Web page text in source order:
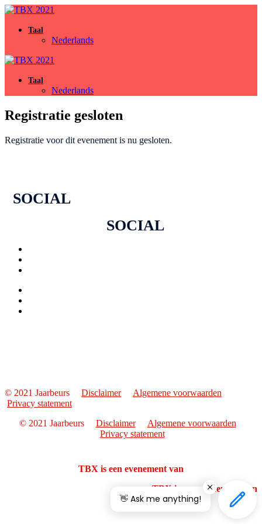
Taal
Nederlands
Taal
Nederlands
Registratie gesloten
Registratie voor dit evenement is nu gesloten.
SOCIAL
SOCIAL
© 2021 Jaarbeurs Disclaimer
Algemene voorwaarden
Privacy statement
© 2021 Jaarbeurs
Disclaimer
Algemene voorwaarden
Privacy statement
TBX is een evenement van
TBX is een evenement van
👋 Ask me anything!